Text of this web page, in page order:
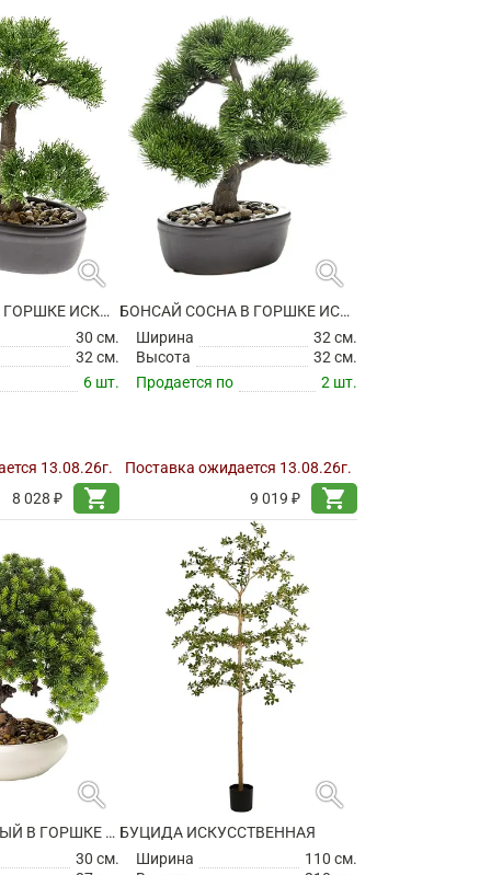
search
БОНСАЙ КЕДР В ГОРШКЕ ИСКУССТВЕННЫЙ
30 см.
32 см.
6 шт.
13.08.26г.
8 028 ₽
shopping_cart
search
БОНСАЙ СОСНА В ГОРШКЕ ИСКУССТВЕННЫЙ
Ширина
32 см.
Высота
32 см.
Продается по
2 шт.
Поставка ожидается 13.08.26г.
9 019 ₽
shopping_cart
search
БОНСАЙ ХВОЙНЫЙ В ГОРШКЕ ИСКУССТВЕННЫЙ
30 см.
search
БУЦИДА ИСКУССТВЕННАЯ
Ширина
110 см.